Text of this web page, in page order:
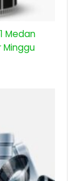
Medan
Minggu